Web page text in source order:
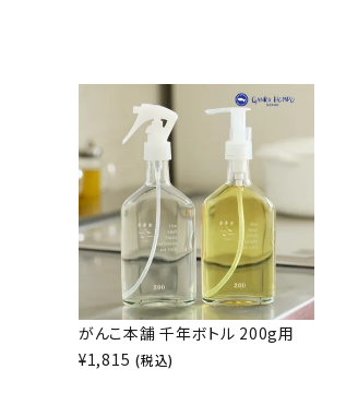
がんこ本舗 千年ボトル 200g用
¥1,815 (税込)